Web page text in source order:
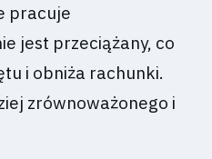
pracuje
jest przeciążany, co
i obniża rachunki.
zrównoważonego i